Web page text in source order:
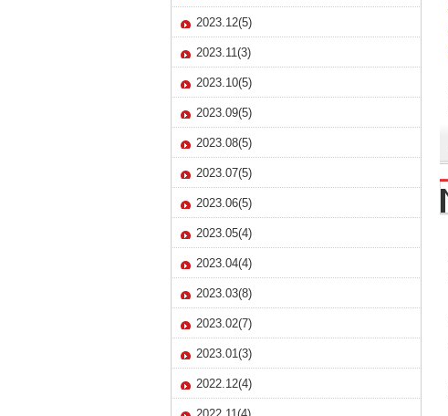
2023.12(5)
2023.11(3)
2023.10(5)
2023.09(5)
2023.08(5)
2023.07(5)
2023.06(5)
2023.05(4)
2023.04(4)
2023.03(8)
2023.02(7)
2023.01(3)
2022.12(4)